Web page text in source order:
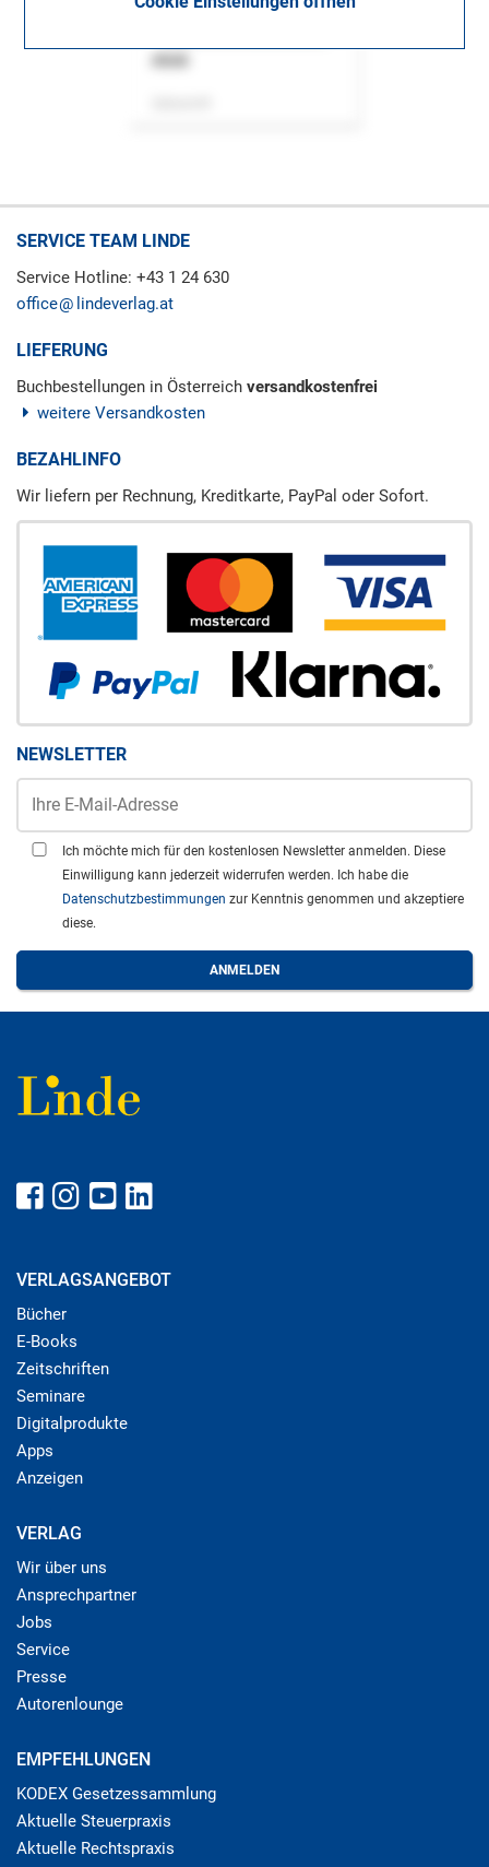
SERVICE TEAM LINDE
Service Hotline: +43 1 24 630
office
lindeverlag.at
LIEFERUNG
Buchbestellungen in Österreich versandkostenfrei
weitere Versandkosten
BEZAHLINFO
Wir liefern per Rechnung, Kreditkarte, PayPal oder Sofort.
NEWSLETTER
Ich möchte mich für den kostenlosen Newsletter anmelden. Diese
Einwilligung kann jederzeit widerrufen werden. Ich habe die
Datenschutzbestimmungen zur Kenntnis genommen und akzeptiere
diese.
VERLAGSANGEBOT
Bücher
E-Books
Zeitschriften
Seminare
Digitalprodukte
Apps
Anzeigen
VERLAG
Wir über uns
Ansprechpartner
Jobs
Service
Presse
Autorenlounge
EMPFEHLUNGEN
KODEX Gesetzessammlung
Aktuelle Steuerpraxis
Aktuelle Rechtspraxis